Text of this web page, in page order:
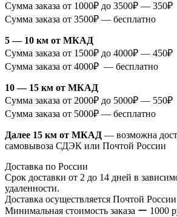
Сумма заказа от 1000₽ до 3500₽ — 350₽
Сумма заказа от 3500₽ — бесплатно
5 — 10 км от МКАД
Сумма заказа от 1500₽ до 4000₽ — 450₽
Сумма заказа от 4000₽ — бесплатно
10 — 15 км от МКАД
Сумма заказа от 2000₽ до 5000₽ — 550₽
Сумма заказа от 5000₽ — бесплатно
Далее 15 км от МКАД — возможна
самовывоза СДЭК или Почтой России
Доставка по России
Срок доставки от 2 до 14 дней в
удаленности.
Доставка осуществляется Почтой
Минимальная стоимость заказа ー 1000